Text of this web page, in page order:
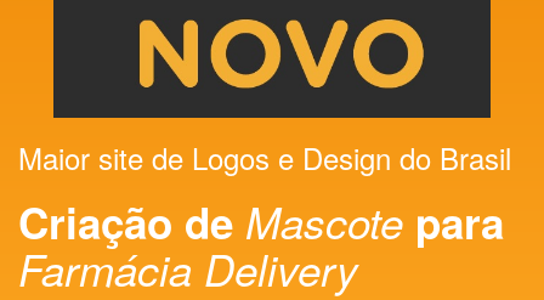
Maior site de Logos e Design do Brasil
Criação de Mascote para
Farmácia Delivery